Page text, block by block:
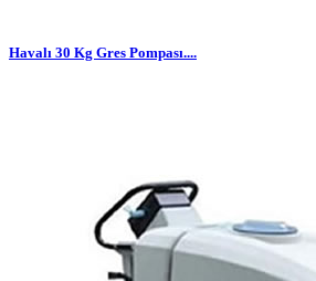
Havalı 30 Kg Gres Pompası....